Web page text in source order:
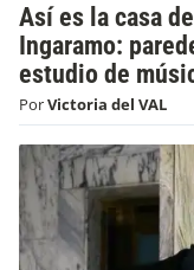
Así es la casa
Ingaramo:
estudio de
PorVictoria del VAL